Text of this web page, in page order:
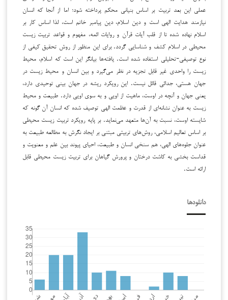
عملی این بعد تربیت بر اساس بنیانی محکم پرداخته شود؛ اما از آنجا که انسان
نیازمند هدایت الهی است و دین اسلام، دین پیامبر خاتم است، لذا اساس کار بر
اسلام نهاده شده تا از قلب آیات قرآن و روایات ائمه، مفهوم و قواعد تربیت زیست
محیطی در اسلام کشف و شناسایی گردد. برای این منظور از روش تحقیق کیفی از
نوع توصیفی-تحلیلی استفاده شده است. یافته‌ها بیانگر این است که اسلام، محیط
زیست را واحدی غیر قابل تجزیه در نظر می‌گیرد و بین انسان و محیط زیست در
جهان هستی، جدائی قائل نیست. این رویکرد ریشه در جهان بینی توحیدی دارد،
یعنی جهان و آنچه در اوست، ماهیت از اویی و به سوی اویی دارد. طبیعت و محیط
زیست به عنوان نشانه‌ای از قدرت و عظمت الهی توصیف شده که انسان آن گونه که
شایسته اوست، نسبت به آن‌ها متعهد می‌نماید. بر پایه رویکرد تربیت زیست محیطی
بر اساس تعالیم اسلامی، روش‌های تربیتی مبتنی بر ایجاد نگرش به مطالعه طبیعت به
عنوان جلوه‌های الهی، هم سنخی انسان و طبیعت، احیای پیوند بین علم و معنویت و
قداست بخشی به کاشت درختان و پرورش گیاهان برای تربیت زیست محیطی قابل
ارائه است.
دانلودها